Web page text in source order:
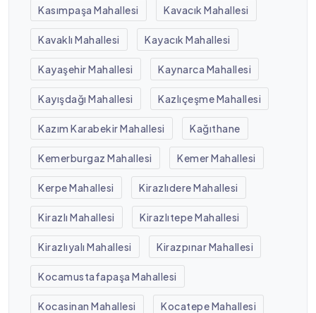
Kasımpaşa Mahallesi Kavacık Mahallesi
Kavaklı Mahallesi Kayacık Mahallesi
Kayaşehir Mahallesi Kaynarca Mahallesi
Kayışdağı Mahallesi Kazlıçeşme Mahallesi
Kazım Karabekir Mahallesi Kağıthane
Kemerburgaz Mahallesi Kemer Mahallesi
Kerpe Mahallesi Kirazlıdere Mahallesi
Kirazlı Mahallesi Kirazlıtepe Mahallesi
Kirazlıyalı Mahallesi Kirazpınar Mahallesi
Kocamustafapaşa Mahallesi
Kocasinan Mahallesi Kocatepe Mahallesi